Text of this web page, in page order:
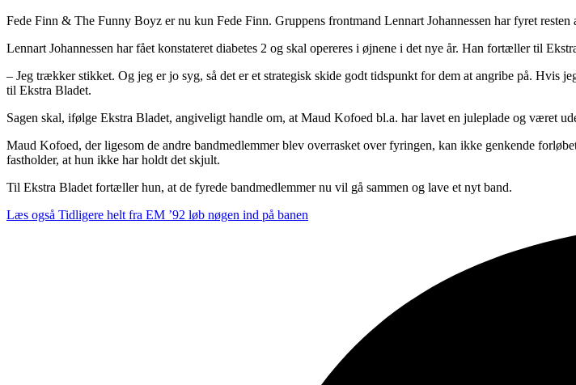
Fede Finn & The Funny Boyz er nu kun Fede Finn. Gruppens frontmand Lennart Johannessen har fyret
Lennart Johannessen har fået konstateret diabetes 2 og skal opereres i øjnene i det nye år. Han fortæller til
– Jeg trækker stikket. Og jeg er jo syg, så det er et strategisk skide godt tidspunkt for dem at angribe på. Hvis
til Ekstra Bladet.
Sagen skal, ifølge Ekstra Bladet, angiveligt handle om, at Maud Kofoed bl.a. har lavet en juleplade og været
Maud Kofoed, der ligesom de andre bandmedlemmer blev overrasket over fyringen, kan ikke genkende
fastholder, at hun ikke har holdt det skjult.
Til Ekstra Bladet fortæller hun, at de fyrede bandmedlemmer nu vil gå sammen og lave et nyt band.
Læs også Tidligere helt fra EM ’92 løb nøgen ind på banen